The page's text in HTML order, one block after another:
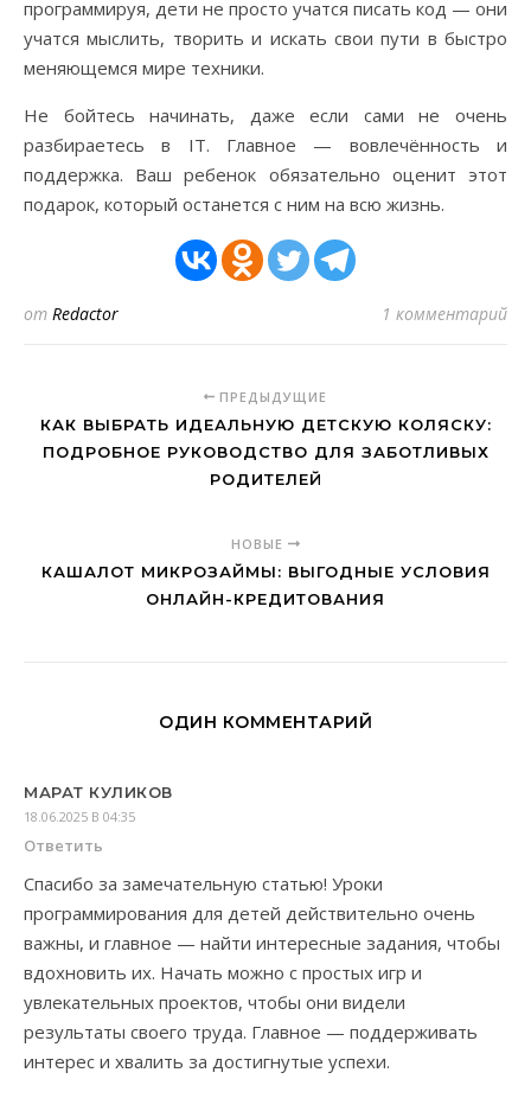
программируя, дети не просто учатся писать код — они
учатся мыслить, творить и искать свои пути в быстро
меняющемся мире техники.
Не бойтесь начинать, даже если сами не очень
разбираетесь в IT. Главное — вовлечённость и
поддержка. Ваш ребенок обязательно оценит этот
подарок, который останется с ним на всю жизнь.
от Redactor 1 комментарий
ПРЕДЫДУЩИЕ
КАК ВЫБРАТЬ ИДЕАЛЬНУЮ ДЕТСКУЮ КОЛЯСКУ:
ПОДРОБНОЕ РУКОВОДСТВО ДЛЯ ЗАБОТЛИВЫХ
РОДИТЕЛЕЙ
НОВЫЕ
КАШАЛОТ МИКРОЗАЙМЫ: ВЫГОДНЫЕ УСЛОВИЯ
ОНЛАЙН-КРЕДИТОВАНИЯ
ОДИН КОММЕНТАРИЙ
МАРАТ КУЛИКОВ
18.06.2025 В 04:35
Ответить
Спасибо за замечательную статью! Уроки
программирования для детей действительно очень
важны, и главное — найти интересные задания, чтобы
вдохновить их. Начать можно с простых игр и
увлекательных проектов, чтобы они видели
результаты своего труда. Главное — поддерживать
интерес и хвалить за достигнутые успехи.